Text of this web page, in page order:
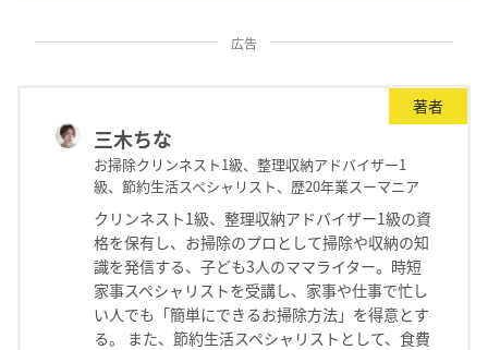
広告
著者
三木ちな
お掃除クリンネスト1級、整理収納アドバイザー1
級、節約生活スペシャリスト、歴20年業スーマニア
クリンネスト1級、整理収納アドバイザー1級の資
格を保有し、お掃除のプロとして掃除や収納の知
識を発信する、子ども3人のママライター。時短
家事スペシャリストを受講し、家事や仕事で忙し
い人でも「簡単にできるお掃除方法」を得意とす
る。 また、節約生活スペシャリストとして、食費